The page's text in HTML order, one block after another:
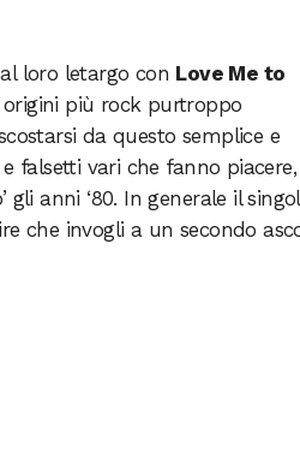
loro letargo con Love Me to
più rock purtroppo
da questo semplice e
falsetti vari che fanno piacere,
anni ‘80. In generale il
che invogli a un secondo